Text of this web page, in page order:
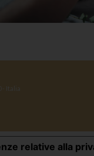
Italia
relative alla